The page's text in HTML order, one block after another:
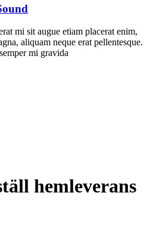
mi sit augue etiam placerat enim,
aliquam neque erat pellentesque.
mi gravida
hemleverans